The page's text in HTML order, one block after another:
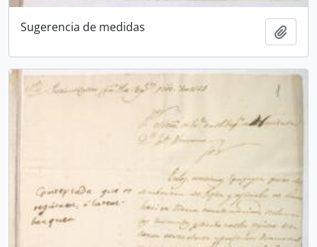
Sugerencia de medidas